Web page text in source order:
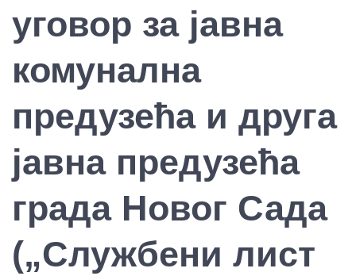
уговор за јавна
комунална
предузећа и друга
јавна предузећа
града Новог Сада
(„Службени лист